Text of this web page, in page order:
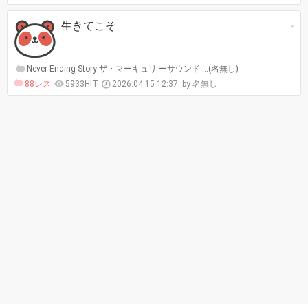
生きてこそ
Never Ending Story ザ・マーキュリ ーサウンド …(名無し)
88レス
5933HIT 2026.04.15 12:37 名無し